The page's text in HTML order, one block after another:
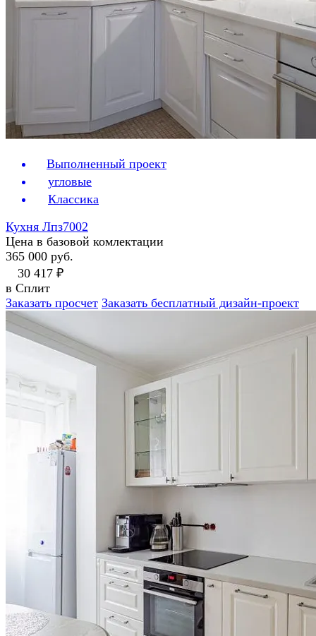
Выполненный проект
угловые
Классика
Кухня Лпз7002
Цена в базовой комлектации
365 000 руб.
30 417 ₽
в Сплит
Заказать просчет Заказать бесплатный дизайн-проект